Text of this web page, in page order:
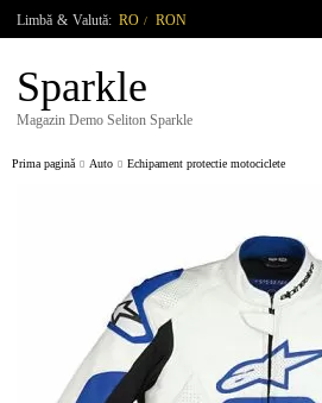
Limbă & Valută: RO / RON
Sparkle
Magazin Demo Seliton Sparkle
Prima pagină Auto Echipament protectie motociclete